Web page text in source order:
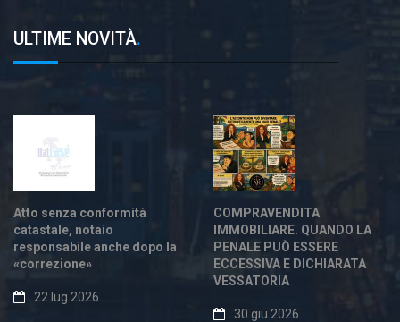
ULTIME NOVITÀ.
Atto senza conformità
catastale, notaio
responsabile anche dopo la
«correzione»
22 lug 2026
COMPRAVENDITA
IMMOBILIARE. QUANDO LA
PENALE PUÒ ESSERE
ECCESSIVA E DICHIARATA
VESSATORIA
30 giu 2026